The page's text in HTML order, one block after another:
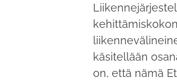
käsitellään
on, että nämä